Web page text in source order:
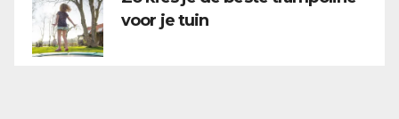
voor je tuin